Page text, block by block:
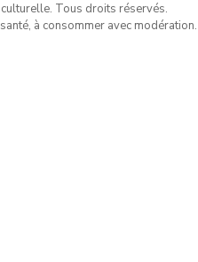
Tous droits réservés.
à consommer avec modération.